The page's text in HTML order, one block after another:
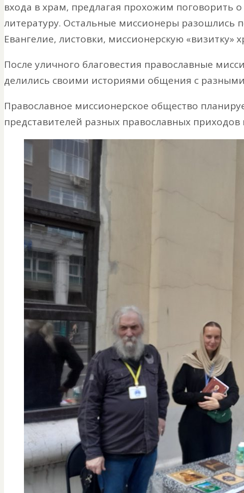
входа в храм, предлагая прохожим поговорить
литературу. Остальные миссионеры
Евангелие, листовки, миссионерскую
После уличного благовестия православные
делились своими историями общения с
Православное миссионерское общество
представителей разных православных